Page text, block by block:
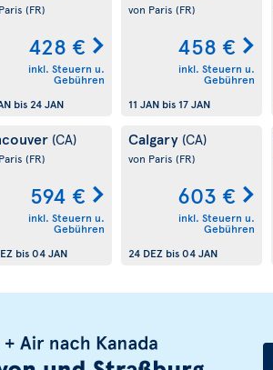
(FR)
428 €
inkl. Steuern u.
Gebühren
bis 24 JAN
von Paris (FR)
458 €
inkl. Steuern u.
Gebühren
11 JANbis 17 JAN
(CA)
(FR)
594 €
inkl. Steuern u.
Gebühren
bis04 JAN
Calgary (CA)
von Paris (FR)
603 €
inkl. Steuern u.
Gebühren
24 DEZ bis04 JAN